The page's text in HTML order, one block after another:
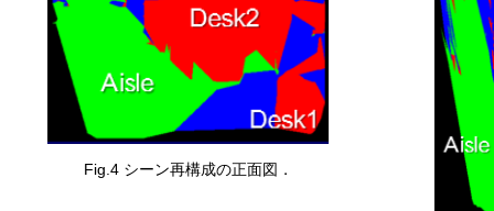
Fig.4 シーン再構成の正面図．